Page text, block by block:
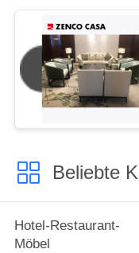
Beliebte
Hotel-Restaurant-
Möbel